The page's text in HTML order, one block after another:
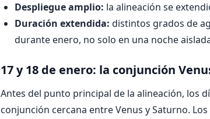
Despliegue amplio: la alineación se
Duración extendida: distintos grados de
durante enero, no solo en una noche
17 y 18 de enero: la conjunción
Antes del punto principal de la alineación, los
conjunción cercana entre Venus y Saturno.